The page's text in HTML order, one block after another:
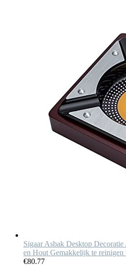
Sigaar Asbak Desktop
en Hout Gemakkelijk te
€80.77